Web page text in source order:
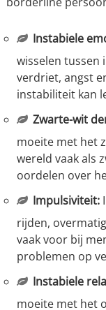
Instabiele
wisselen tussen
verdriet, angst
instabiliteit kan
Zwarte-wit
moeite met het
wereld vaak als
oordelen over
Impulsiviteit:
rijden,
vaak voor bij
problemen op
Instabiele
moeite met het